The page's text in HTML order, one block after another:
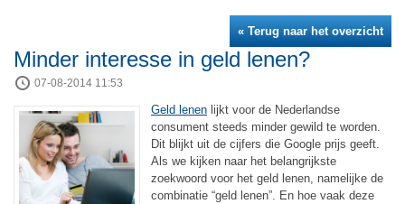
« Terug naar het overzicht
Minder interesse in geld lenen?
07-08-2014 11:53
Geld lenen lijkt voor de Nederlandse
consument steeds minder gewild te worden.
Dit blijkt uit de cijfers die Google prijs geeft.
Als we kijken naar het belangrijkste
zoekwoord voor het geld lenen, namelijke de
combinatie “geld lenen”. En hoe vaak deze